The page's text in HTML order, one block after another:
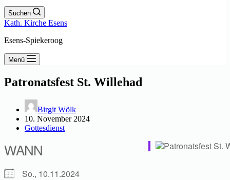
Suchen
Kath. Kirche Esens
Esens-Spiekeroog
Menü
Patronatsfest St. Willehad
Birgit Wölk
10. November 2024
Gottesdienst
WANN
So., 10.11.2024